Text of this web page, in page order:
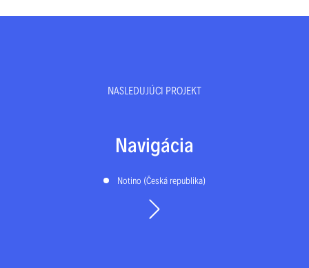
NASLEDUJÚCI PROJEKT
Navigácia
Notino (Česká republika)